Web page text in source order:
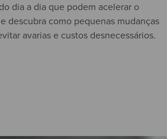
dia a dia que podem acelerar o
descubra como pequenas mudanças
avarias e custos desnecessários.